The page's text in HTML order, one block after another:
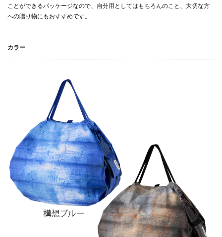
ことができるパッケージなので、自分用としてはもちろんのこと、大切な方
への贈り物にもおすすめです。
カラー